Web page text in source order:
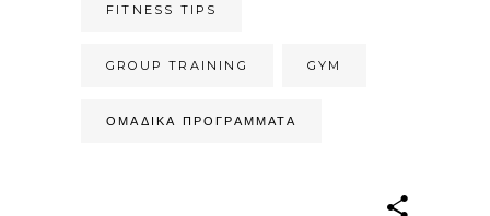
FITNESS TIPS
GROUP TRAINING GYM
ΟΜΑΔΙΚΆ ΠΡΟΓΡΆΜΜΑΤΑ